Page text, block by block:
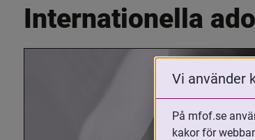
Internationella
Vi använder
På mfof.se
kakor för